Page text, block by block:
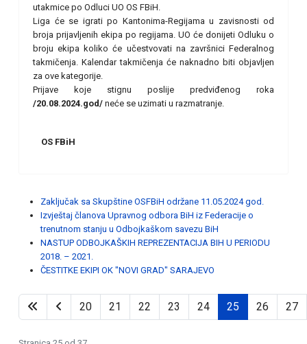
utakmice po Odluci UO OS FBiH.
Liga će se igrati po Kantonima-Regijama u zavisnosti od
broja prijavljenih ekipa po regijama. UO će donijeti Odluku o
broju ekipa koliko će učestvovati na završnici Federalnog
takmičenja. Kalendar takmičenja će naknadno biti objavljen
za ove kategorije.
Prijave koje stignu poslije predviđenog roka
/20.08.2024.god/ neće se uzimati u razmatranje.
OS FBiH
Zaključak sa Skupštine OSFBiH održane 11.05.2024 god.
Izvještaj članova Upravnog odbora BiH iz Federacije o
trenutnom stanju u Odbojkaškom savezu BiH
NASTUP ODBOJKAŠKIH REPREZENTACIJA BIH U PERIODU
2018. – 2021.
ČESTITKE EKIPI OK "NOVI GRAD" SARAJEVO
20 21 22 23 24 25 26 27